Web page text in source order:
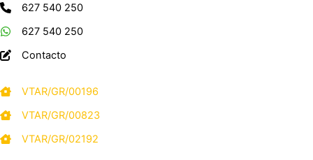
627 540 250
627 540 250
Contacto
VTAR/GR/00196
VTAR/GR/00823
VTAR/GR/02192